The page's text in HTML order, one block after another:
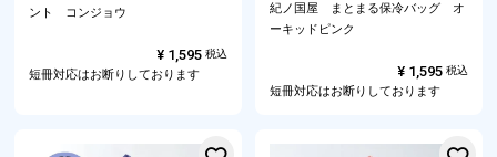
ント コンジョウ
¥ 1,595 税込
短冊対応はお断りしております
紀ノ国屋 まとまる保冷バッグ オ
ーキッドピンク
¥ 1,595 税込
短冊対応はお断りしております
お気に入りに登録する